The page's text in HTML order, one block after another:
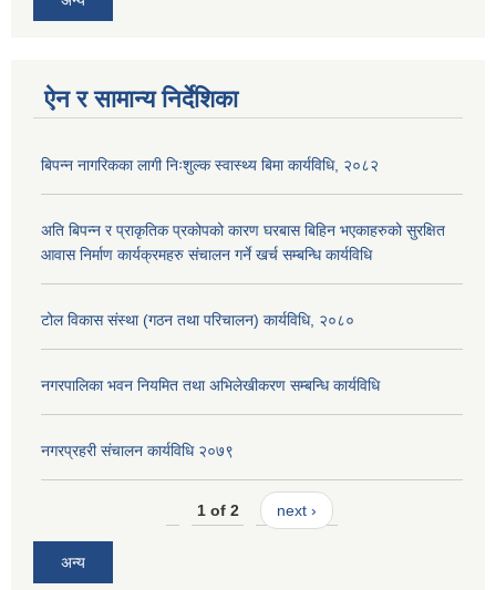
ऐन र सामान्य निर्देशिका
बिपन्न नागरिकका लागी निःशुल्क स्वास्थ्य बिमा कार्यविधि, २०८२
अति बिपन्न र प्राकृतिक प्रकोपको कारण घरबास बिहिन भएकाहरुको सुरक्षित
आवास निर्माण कार्यक्रमहरु संचालन गर्ने खर्च सम्बन्धि कार्यविधि
टोल विकास संस्था (गठन तथा परिचालन) कार्यविधि, २०८०
नगरपालिका भवन नियमित तथा अभिलेखीकरण सम्बन्धि कार्यविधि
नगरप्रहरी संचालन कार्यविधि २०७९
1 of 2 next ›
अन्य